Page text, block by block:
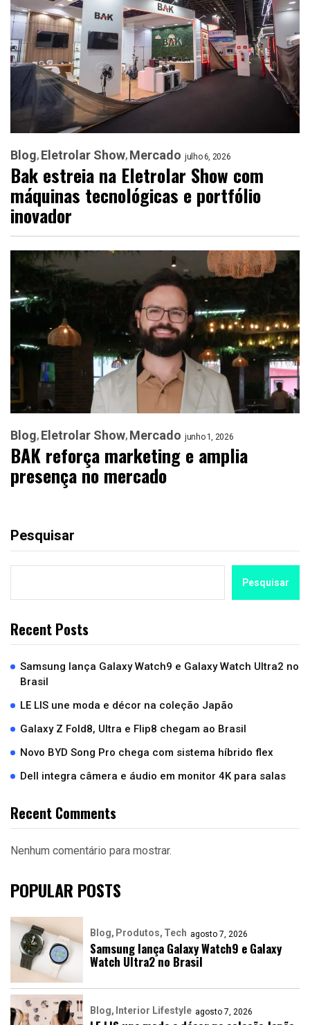
Blog Eletrolar Show Mercado julho 6, 2026
Bak estreia na Eletrolar Show com
máquinas tecnológicas e portfólio
inovador
Blog Eletrolar Show Mercado junho 1, 2026
BAK reforça marketing e amplia
presença no mercado
Pesquisar
Pesquisar
Recent Posts
Samsung lança Galaxy Watch9 e Galaxy Watch Ultra2 no
Brasil
LE LIS une moda e décor na coleção Japão
Galaxy Z Fold8, Ultra e Flip8 chegam ao Brasil
Novo BYD Song Pro chega com sistema híbrido flex
Dell integra câmera e áudio em monitor 4K para salas
Recent Comments
Nenhum comentário para mostrar.
POPULAR POSTS
Blog Produtos Tech agosto 7, 2026
Samsung lança Galaxy Watch9 e Galaxy
Watch Ultra2 no Brasil
Blog Interior Lifestyle agosto 7, 2026